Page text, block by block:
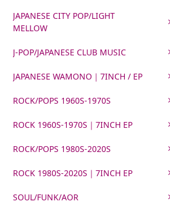
JAPANESE CITY POP/LIGHT
MELLOW
J-POP/JAPANESE CLUB MUSIC
JAPANESE WAMONO｜7INCH / EP
ROCK/POPS 1960S-1970S
ROCK 1960S-1970S｜7INCH EP
ROCK/POPS 1980S-2020S
ROCK 1980S-2020S｜7INCH EP
SOUL/FUNK/AOR